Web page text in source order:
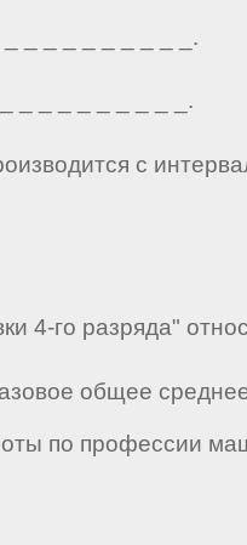
_ _ _ _ _ _ _ _ _.
_ _ _ _ _ _ _ _ _.
с
4-го разряда"
общее
по профессии